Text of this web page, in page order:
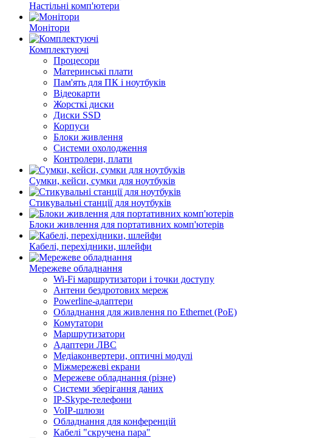
Настільні комп'ютери
Монітори
Комплектуючі
Процесори
Материнські плати
Пам'ять для ПК і ноутбуків
Відеокарти
Жорсткі диски
Диски SSD
Корпуси
Блоки живлення
Системи охолодження
Контролери, плати
Сумки, кейси, сумки для ноутбуків
Стикувальні станції для ноутбуків
Блоки живлення для портативних комп'ютерів
Кабелі, перехідники, шлейфи
Мережеве обладнання
Wi-Fi маршрутизатори і точки доступу
Антени бездротових мереж
Powerline-адаптери
Обладнання для живлення по Ethernet (PoE)
Комутатори
Маршрутизатори
Адаптери ЛВС
Медіаконвертери, оптичні модулі
Міжмережеві екрани
Мережеве обладнання (різне)
Системи зберігання даних
IP-Skype-телефони
VoIP-шлюзи
Обладнання для конференцій
Кабелі "скручена пара"